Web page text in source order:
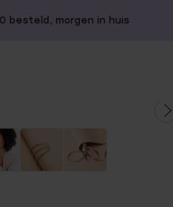
besteld, morgen in huis